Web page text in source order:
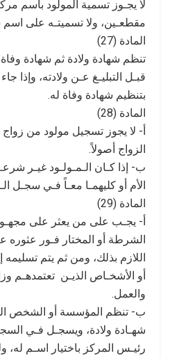
لا يجـوز تسمية المولود باسم
مقطعـين، ولا تسميتـه على اسم
المادة (27)
تنظم شهادة ولادة ثم شهادة
قبـل التبليـغ عـن ولادته، وإذا
بتنظيم شهادة وفاة له.
المادة (28)
أ- لا يجوز تسجيل مولود من
الزواج أصولاً.
ب- إذا كـان الـمـولـود غيـر
الأم أو كليهمـا معـاً فـي سجـل
المادة (29)
أ- يجـب على من يعثر على
الشرطة أو المختار فـور عثوره
اللازم بذلك، ومن ثم يتم
أو الأشخـاص الذيـن تعتمدهـم
والعمل.
ب- تنظم المؤسسة أو الشخص
شهـادة ولادة، ويسجـل فـي
رئيـس المركز باختيار اسـم له،